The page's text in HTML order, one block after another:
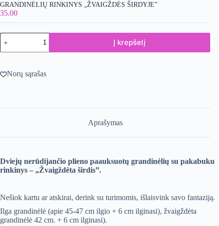
GRANDINĖLIŲ RINKINYS „ŽVAIGŽDĖS ŠIRDYJE”
35.00
produkto
kiekis:
Grandinėlių
"Žvaigždės
širdyje"
Į krepšelį
Norų sąrašas
Aprašymas
Dviejų nerūdijančio plieno paauksuotų grandinėlių su pakabuku
rinkinys – „Žvaigždėta širdis”.
Nešiok kartu ar atskirai, derink su turimomis, išlaisvink savo fantaziją.
Ilga grandinėlė (apie 45-47 cm ilgio + 6 cm ilginasi), žvaigždėta
grandinėlė 42 cm. + 6 cm ilginasi).